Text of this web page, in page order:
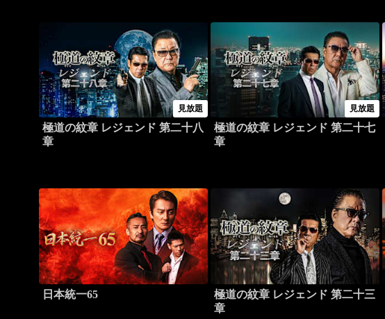
見放題
極道の紋章 レジェンド 第二十八
章
見放題
極道の紋章 レジェンド 第二十七
章
日本統一65
極道の紋章 レジェンド 第二十三
章